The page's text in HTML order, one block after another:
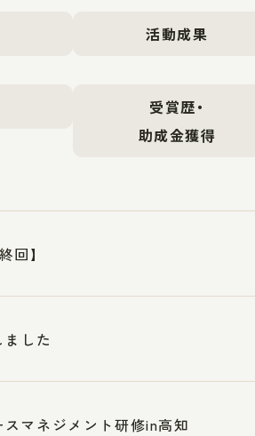
活動成果
受賞歴・
助成金獲得
回】
した
マネジメント研修in高知